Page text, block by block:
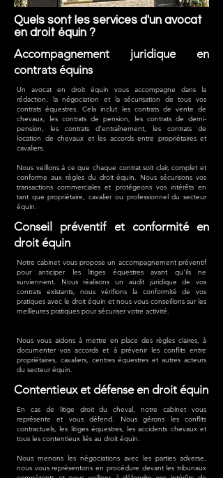
Quels sont les services d'un avocat
en droit équin ?
Accompagnement juridique en
contrats équins
Un avocat en droit équin vous accompagne dans la
rédaction, la négociation et la sécurisation de tous vos
contrats équestres. Cela inclut les contrats de vente de
chevaux, les contrats de pension, les contrats de demi-
pension, les contrats d'entraînement, les contrats de
location de chevaux et les accords entre propriétaires et
cavaliers.
Nous veillons à ce que chaque contrat soit clair, complet et
conforme aux règles du droit équin. Nous sécurisons vos
transactions commerciales et protégeons vos intérêts en
tant que propriétaire, cavalier ou professionnel du secteur
équin.
Conseil préventif et conformité en
droit équin
Notre cabinet vous propose un accompagnement préventif
pour anticiper les litiges équestres avant qu'ils ne
surviennent. Nous réalisons un audit juridique de vos
contrats existants, nous vérifions la conformité de vos
pratiques avec le droit équin et nous vous conseillons sur les
meilleures pratiques pour sécuriser votre activité.
Nous vous aidons à mettre en place des règles claires, à
documenter vos accords et à prévenir les conflits entre
propriétaires, cavaliers, centres équestres et autres acteurs
du secteur équin.
Contentieux et défense en droit équin
En cas de litige droit du cheval, notre cabinet vous
représente et vous défend. Nous gérons les conflits
contractuels, les litiges équestres, les accidents chevaux et
tous les contentieux liés au droit équin.
Nous menons les négociations avec les parties adverse,
nous vous représentons en procédure devant les tribunaux